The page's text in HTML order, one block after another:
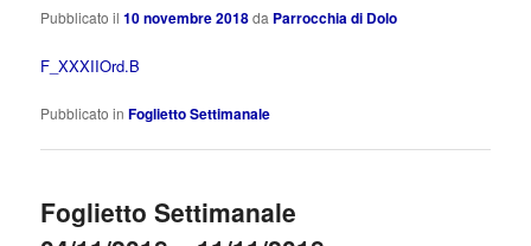
Pubblicato il10 novembre 2018da Parrocchia di Dolo
F_XXXIIOrd.B
Pubblicato in Foglietto Settimanale
Foglietto Settimanale